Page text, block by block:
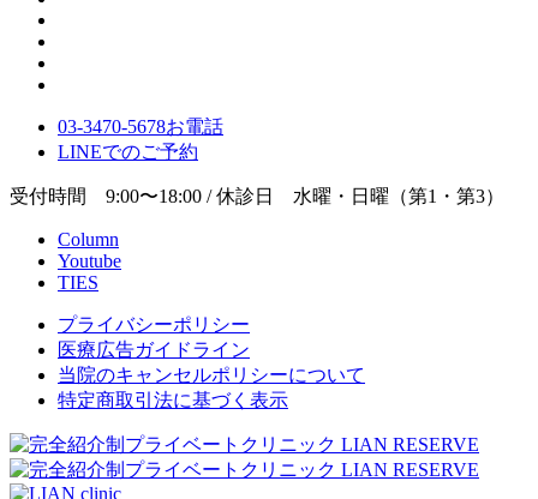
03-3470-5678お電話
LINEでのご予約
受付時間 9:00〜18:00 / 休診日 水曜・日曜（第1・第3）
Column
Youtube
TIES
プライバシーポリシー
医療広告ガイドライン
当院のキャンセルポリシーについて
特定商取引法に基づく表示